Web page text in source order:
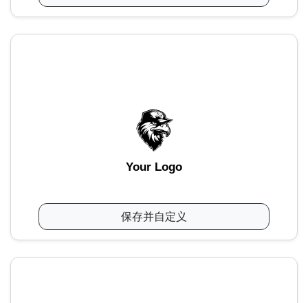
Your Logo
保存并自定义